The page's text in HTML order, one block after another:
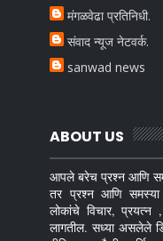
मंगळवेढा प्रतिनिधी.
संवाद न्यूज नेटवर्क.
sanwad news
ABOUT US
आपले बरेच प्रश्न आणि
तर प्रश्न आणि समस्या
लोकांचे विचार, प्रयत्न
लागतील. सध्या असलेले